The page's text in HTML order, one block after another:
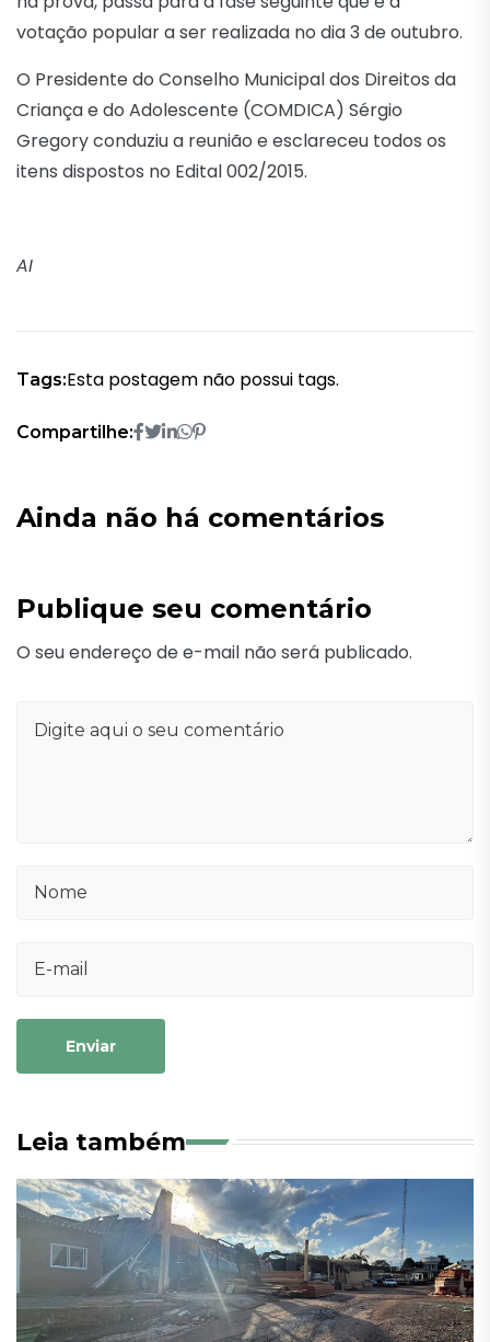
votação popular a ser realizada no dia 3 de outubro.
O Presidente do Conselho Municipal dos Direitos da
Criança e do Adolescente (COMDICA) Sérgio
Gregory conduziu a reunião e esclareceu todos os
itens dispostos no Edital 002/2015.
AI
Tags:Esta postagem não possui tags.
Compartilhe:
Ainda não há comentários
Publique seu comentário
O seu endereço de e-mail não será publicado.
Enviar
Leia também